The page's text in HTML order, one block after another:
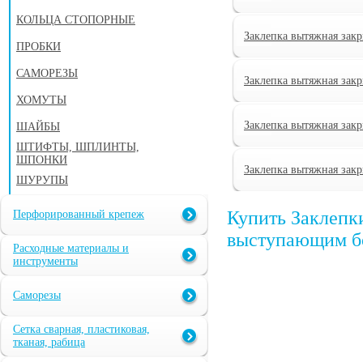
КОЛЬЦА СТОПОРНЫЕ
ПРОБКИ
САМОРЕЗЫ
ХОМУТЫ
ШАЙБЫ
ШТИФТЫ, ШПЛИНТЫ,
ШПОНКИ
ШУРУПЫ
Перфорированный крепеж
Расходные материалы и
инструменты
Саморезы
Сетка сварная, пластиковая,
тканая, рабица
Заклепка вытяжная
Заклепка вытяжная
Заклепка вытяжная
Заклепка вытяжная
Купить
выступающим